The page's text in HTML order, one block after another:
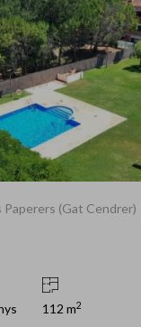
Paperers (Gat Cendrer)
112 m2